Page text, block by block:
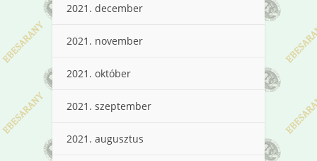
2021. december
2021. november
2021. október
2021. szeptember
2021. augusztus